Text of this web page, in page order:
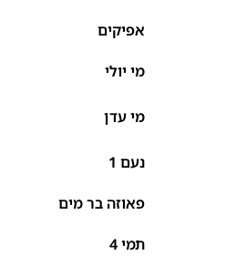
אפיקים
מי יולי
מי עדן
נעם 1
פאוזה בר מים
תמי 4